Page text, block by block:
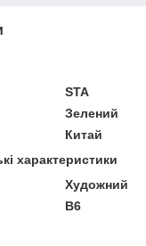
STA
Зелений
Китай
характеристики
Художний
В6